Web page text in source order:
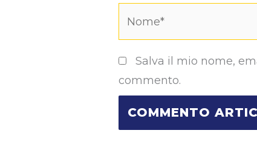
Salva il mio nome,
commento.